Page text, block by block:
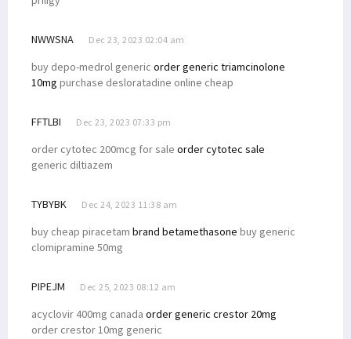
NWWSNA Dec 23, 2023 02:04 am
buy depo-medrol generic order generic triamcinolone
10mg purchase desloratadine online cheap
FFTLBI Dec 23, 2023 07:33 pm
order cytotec 200mcg for sale order cytotec sale
generic diltiazem
TYBYBK Dec 24, 2023 11:38 am
buy cheap piracetam brand betamethasone buy generic
clomipramine 50mg
PIPEJM Dec 25, 2023 08:12 am
acyclovir 400mg canada order generic crestor 20mg
order crestor 10mg generic